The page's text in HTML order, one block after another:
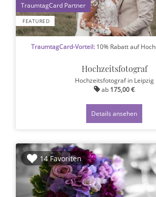
FEATURED
1
TraumtagCard-Vorteil:10% Rabatt auf
Hochzeitsfotograf
Hochzeitsfotografin Leipzig
ab 175,00 €
Details ansehen
14 Favoriten